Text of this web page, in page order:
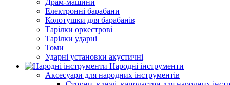
Драм-машини
Електронні барабани
Колотушки для барабанів
Тарілки оркестрові
Тарілки ударні
Томи
Ударні установки акустичні
Народні інструменти
Аксесуари для народних інструментів